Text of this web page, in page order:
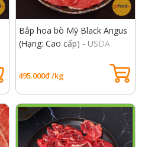
Bắp hoa bò Mỹ Black Angus
(Hạng: Cao cấp) - USDA
495.000đ /kg